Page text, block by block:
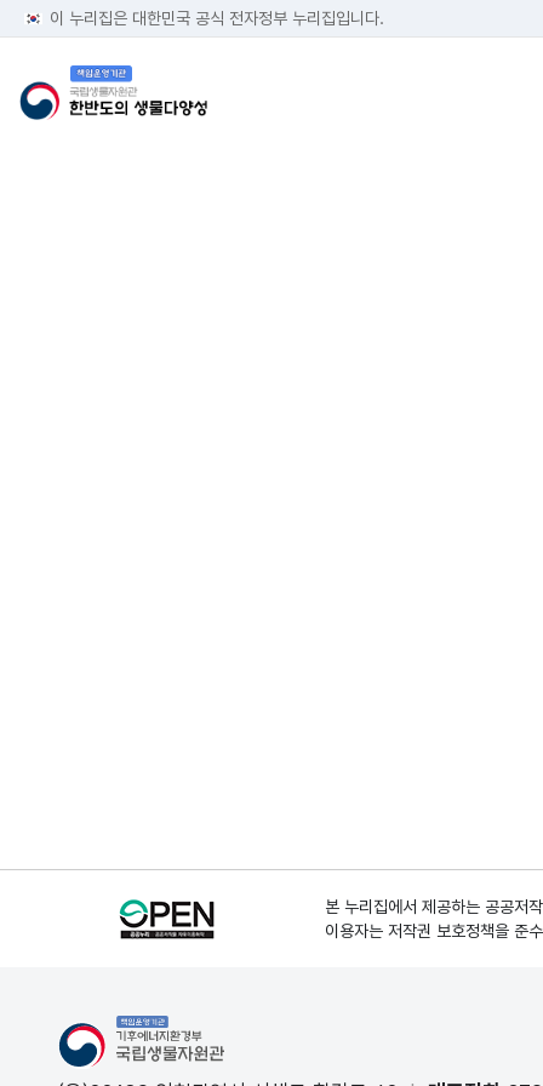
이 누리집은 대한민국 공식 전자정부 누리집입니다.
본 누리집에서 제공하는 공공저
이용자는 저작권 보호정책을 준